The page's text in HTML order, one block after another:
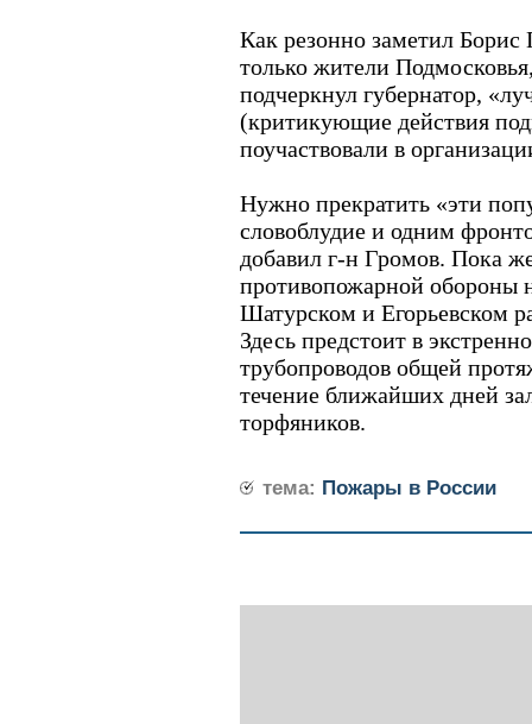
Как резонно заметил
только жители
подчеркнул губернатор,
(критикующие действия
поучаствовали в
Нужно прекратить «эти
словоблудие и одним
добавил г-н Громов. Пока
противопожарной обороны
Шатурском и Егорьевском
Здесь предстоит в
трубопроводов общей
течение ближайших дней
торфяников.
тема: Пожары в России